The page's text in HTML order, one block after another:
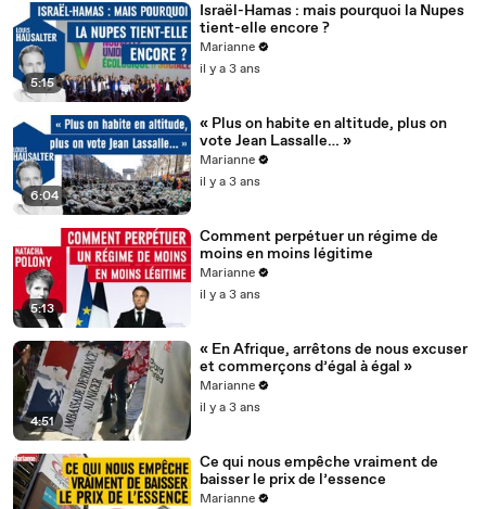
5:15
Israël-Hamas : mais pourquoi la Nupes
tient-elle encore ?
Marianne
il y a 3 ans
6:04
« Plus on habite en altitude, plus on
vote Jean Lassalle… »
Marianne
il y a 3 ans
5:13
Comment perpétuer un régime de
moins en moins légitime
Marianne
il y a 3 ans
4:51
« En Afrique, arrêtons de nous excuser
et commerçons d’égal à égal »
Marianne
il y a 3 ans
Ce qui nous empêche vraiment de
baisser le prix de l’essence
Marianne